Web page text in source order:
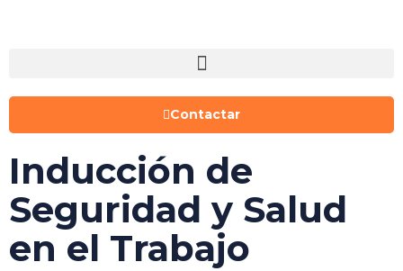
Contactar
Inducción de
Seguridad y Salud
en el Trabajo